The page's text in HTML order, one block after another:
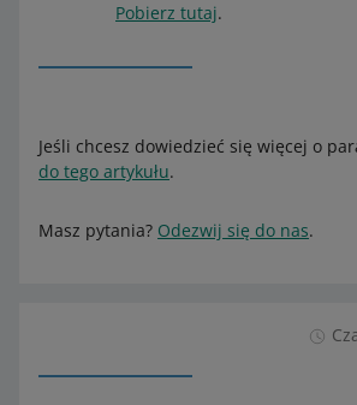
Pobierz tutaj.
Jeśli chcesz dowiedzieć się więcej o
do tego artykułu.
Masz pytania? Odezwij się do nas.